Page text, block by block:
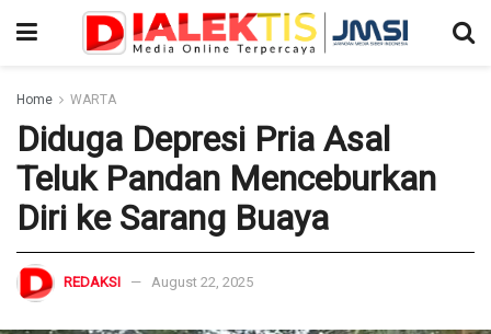
Home WARTA
Diduga Depresi Pria Asal
Teluk Pandan Menceburkan
Diri ke Sarang Buaya
REDAKSI August 22, 2025